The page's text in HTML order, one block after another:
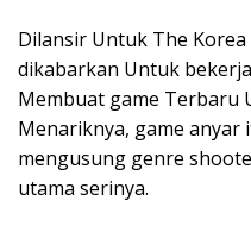
Dilansir Untuk The Korea
dikabarkan Untuk
Membuat game Terbaru
Menariknya, game anyar
mengusung genre
utama serinya.